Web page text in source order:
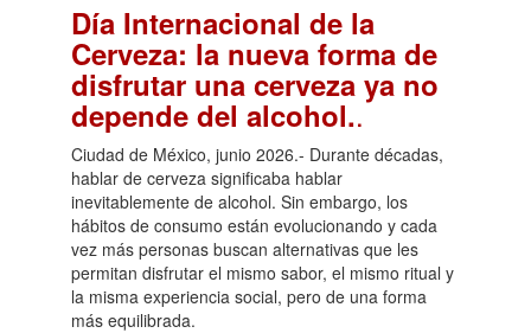
Día Internacional de la
Cerveza: la nueva forma de
disfrutar una cerveza ya no
depende del alcohol..
Ciudad de México, junio 2026.- Durante décadas,
hablar de cerveza significaba hablar
inevitablemente de alcohol. Sin embargo, los
hábitos de consumo están evolucionando y cada
vez más personas buscan alternativas que les
permitan disfrutar el mismo sabor, el mismo ritual y
la misma experiencia social, pero de una forma
más equilibrada.